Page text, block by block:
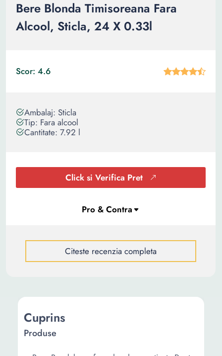
Bere Blonda Timisoreana Fara
Alcool, Sticla, 24 X 0.33l
Scor: 4.6
Ambalaj: Sticla
Tip: Fara alcool
Cantitate: 7.92 l
Click si Verifica Pret
Citeste recenzia completa
Cuprins
Produse